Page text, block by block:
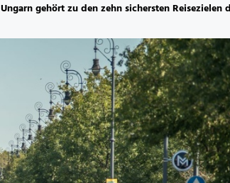
Ungarn gehört zu den zehn sichersten Reisezielen